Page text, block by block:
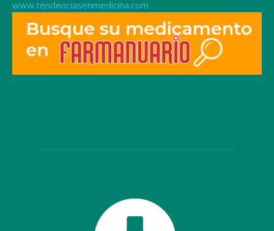
www.tendenciasenmedicina.com